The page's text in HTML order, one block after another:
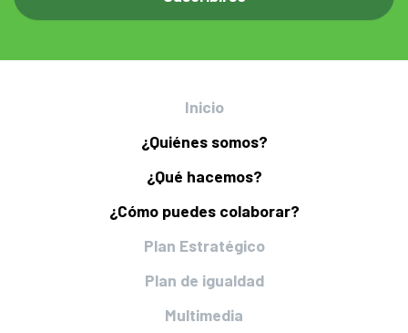
Inicio
¿Quiénes somos?
¿Qué hacemos?
¿Cómo puedes colaborar?
Plan Estratégico
Plan de igualdad
Multimedia